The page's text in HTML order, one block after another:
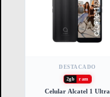
DESTACADO
2gb ram
Celular Alcatel 1 Ultra